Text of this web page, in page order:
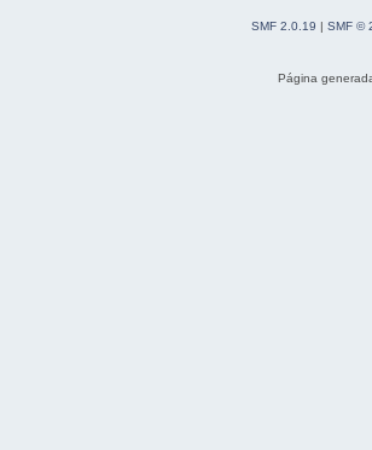
SMF 2.0.19 | SMF ©
Página